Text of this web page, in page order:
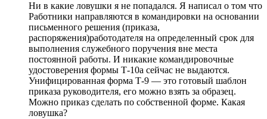
Ни в какие ловушки я не попадался. Я написал о том что
Работники направляются в командировки на основании
письменного решения (приказа,
распоряжения)работодателя на определенный срок для
выполнения служебного поручения вне места
постоянной работы. И никакие командировочные
удостоверения формы Т-10а сейчас не выдаются.
Унифицированная форма Т-9 — это готовый шаблон
приказа руководителя, его можно взять за образец.
Можно приказ сделать по собственной форме. Какая
ловушка?